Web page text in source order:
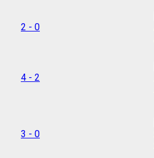
2 - 0
4 - 2
3 - 0